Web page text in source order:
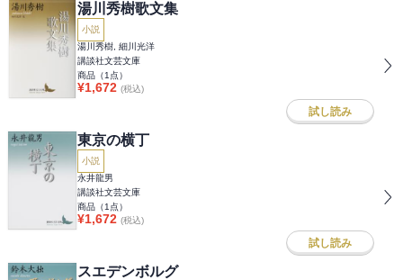
湯川秀樹歌文集
小説
湯川秀樹, 細川光洋
講談社文芸文庫
商品（1 点）
¥1,672 (税込)
試し読み
東京の横丁
小説
永井龍男
講談社文芸文庫
商品（1 点）
¥1,672 (税込)
試し読み
スエデンボルグ